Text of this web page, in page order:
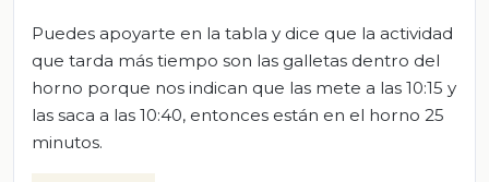
Puedes apoyarte en la tabla y dice que la actividad
que tarda más tiempo son las galletas dentro del
horno porque nos indican que las mete a las 10:15 y
las saca a las 10:40, entonces están en el horno 25
minutos.